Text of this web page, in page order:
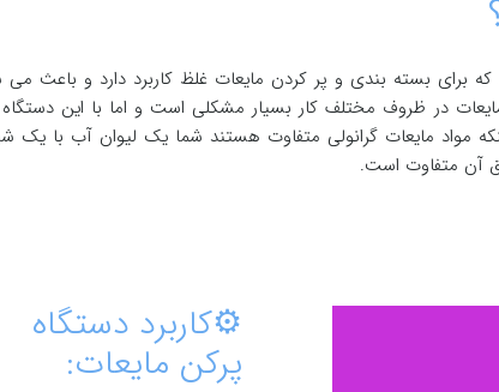
برای بسته بندی و پر کردن مایعات غلظ کاربرد دارد و باعث می
در ظروف مختلف کار بسیار مشکلی است و اما با این دستگاه
مواد مایعات گرانولی متفاوت هستند شما یک لیوان آب با
آن متفاوت است.
⚙️کاربرد دستگاه
پرکن مایعات: